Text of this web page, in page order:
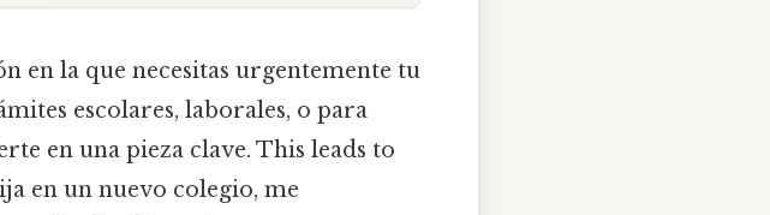
en la que necesitas urgentemente tu
escolares, laborales, o para
en una pieza clave. This leads to
en un nuevo colegio, me